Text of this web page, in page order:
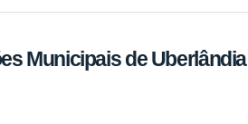
Municipais de Uberlândia